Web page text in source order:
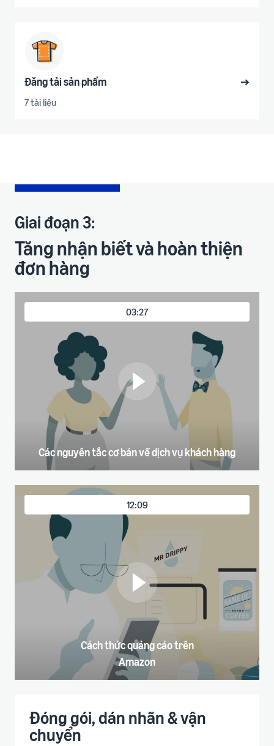
Đăng tải sản phẩm
7 tài liệu
➔
Giai đoạn 3:
Tăng nhận biết và hoàn thiện
đơn hàng
03:27
Các nguyên tắc cơ bản về dịch vụ khách hàng
12:09
Cách thức quảng cáo trên
Amazon
Đóng gói, dán nhãn & vận
chuyển